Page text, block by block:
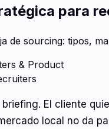
para
de sourcing: tipos,
& Product
briefing. El cliente
local no da